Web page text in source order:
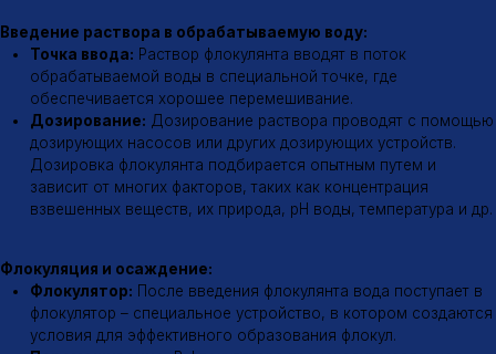
Факторы, влияющие на эффективность флокуляции
Тип флокулянта:Выбор типа флокулянта зависит от
характеристик обрабатываемой воды и требуемого эффекта
очистки.
Дозировка:
Неправильная дозировка флокулянта может
привести к снижению эффективности очистки.
pH воды: Оптимальный диапазон pH для флокуляции зависит
от типа флокулянта.
Температура воды:
Температура воды также влияет на
скорость флокуляции.
Время контакта: Для эффективной флокуляции необходимо
обеспечить достаточное время контакта флокулянта с
частицами загрязнений.
Механизм действия катионных флокулянтов
Нейтрализация заряда:
нейтрализуют отрицательный заряд частиц загрязнений, что
способствует их сближению.
Мостообразование: Молекулы флокулянта образуют
мостики между частицами, связывая их воедино.